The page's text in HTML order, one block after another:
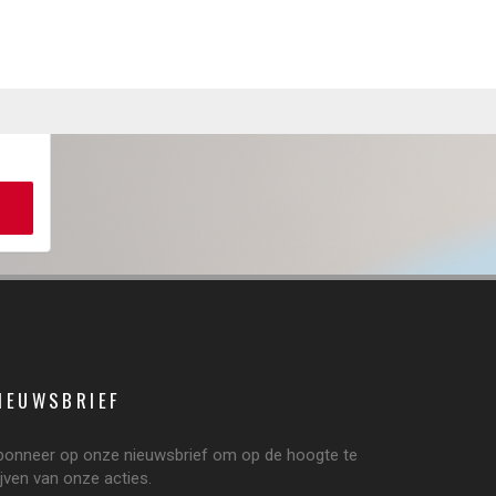
op onze nieuwsbrief om op de hoogte te
van onze acties.